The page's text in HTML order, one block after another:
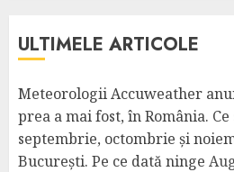
ULTIMELE ARTICOLE
Meteorologii Accuweather
prea a mai fost, în România.
septembrie, octombrie și
București. Pe ce dată ninge